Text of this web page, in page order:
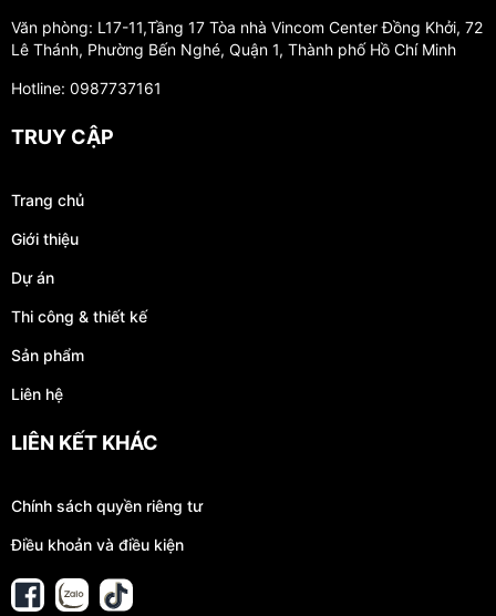
Văn phòng: L17-11,Tầng 17 Tòa nhà Vincom Center Đồng Khởi, 72
Lê Thánh, Phường Bến Nghé, Quận 1, Thành phố Hồ Chí Minh
Hotline: 0987737161
TRUY CẬP
Trang chủ
Giới thiệu
Dự án
Thi công & thiết kế
Sản phẩm
Liên hệ
LIÊN KẾT KHÁC
Chính sách quyền riêng tư
Điều khoản và điều kiện